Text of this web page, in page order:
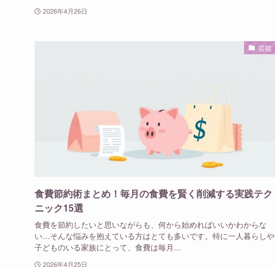
2026年4月26日
芸能
食費節約術まとめ！毎月の食費を賢く削減する実践テク
ニック15選
食費を節約したいと思いながらも、何から始めればいいかわからな
い…そんな悩みを抱えている方はとても多いです。特に一人暮らしや
子どものいる家族にとって、食費は毎月...
2026年4月25日